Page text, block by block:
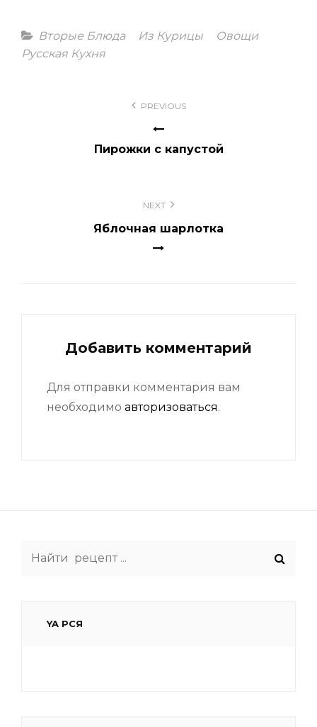
Categories
Вторые Блюда Из Курицы
Овощи
Русская Кухня
записям
PREVIOUS
Пирожки с капустой
NEXT
Яблочная шарлотка
Добавить комментарий
Для отправки комментария вам
необходимо авторизоваться.
YA РСЯ